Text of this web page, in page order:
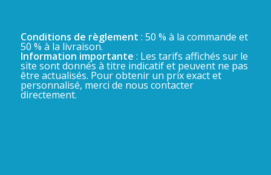
Conditions de règlement : 50 % à la commande et
50 % à la livraison.
Information importante : Les tarifs affichés sur le
site sont donnés à titre indicatif et peuvent ne pas
être actualisés. Pour obtenir un prix exact et
personnalisé, merci de nous contacter
directement.